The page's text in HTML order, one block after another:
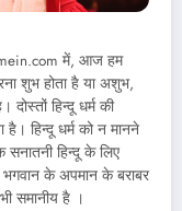
में, आज हम
शुभ होता है या अशुभ,
हिन्दू धर्म की
है। हिन्दू धर्म को न मानने
हिन्दू के लिए
भगवान के अपमान के बराबर
समानीय है ।